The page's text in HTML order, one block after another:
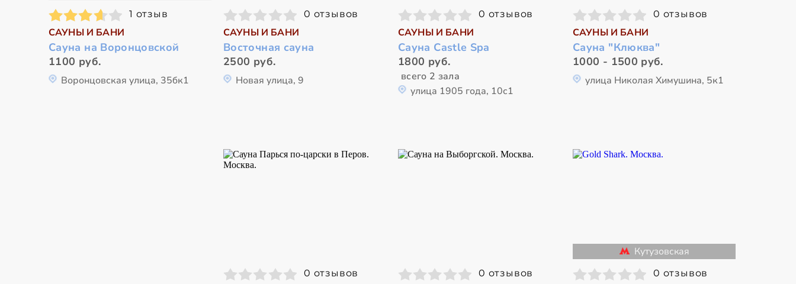
1 отзыв
САУНЫ И БАНИ
Сауна на Воронцовской
1100 руб.
Воронцовская улица, 35бк1
0 отзывов
САУНЫ И БАНИ
Восточная сауна
2500 руб.
Новая улица, 9
0 отзывов
САУНЫ И БАНИ
Сауна Castle Spa
1800 руб.
всего 2 зала
улица 1905 года, 10с1
0 отзывов
САУНЫ И БАНИ
Сауна "Клюква"
1000 - 1500 руб.
улица Николая Химушина, 5к1
0 отзывов 0 отзывов
Кутузовская
0 отзывов